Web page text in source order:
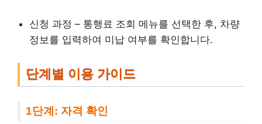
신청 과정 – 통행료 조회 메뉴를 선택한 후, 차량
정보를 입력하여 미납 여부를 확인합니다.
단계별 이용 가이드
1단계: 자격 확인